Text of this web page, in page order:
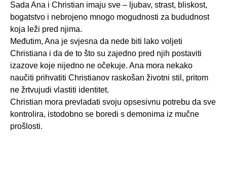
Sada Ana i Christian imaju sve – ljubav, strast, bliskost,
bogatstvo i nebrojeno mnogo mogudnosti za bududnost
koja leži pred njima.
Međutim, Ana je svjesna da nede biti lako voljeti
Christiana i da de to što su zajedno pred njih postaviti
izazove koje nijedno ne očekuje. Ana mora nekako
naučiti prihvatiti Christianov raskošan životni stil, pritom
ne žrtvujudi vlastiti identitet.
Christian mora prevladati svoju opsesivnu potrebu da sve
kontrolira, istodobno se boredi s demonima iz mučne
prošlosti.